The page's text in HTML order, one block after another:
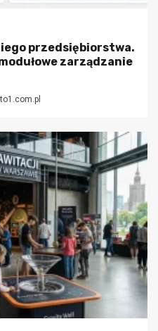
przedsiębiorstwa.
zarządzanie